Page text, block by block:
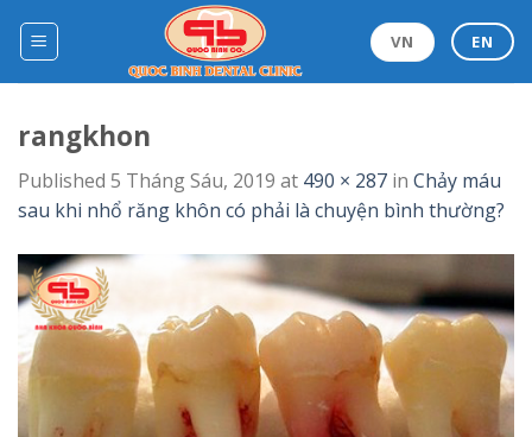
VN EN
rangkhon
Published 5 Tháng Sáu, 2019 at 490 × 287 in Chảy máu
sau khi nhổ răng khôn có phải là chuyện bình thường?